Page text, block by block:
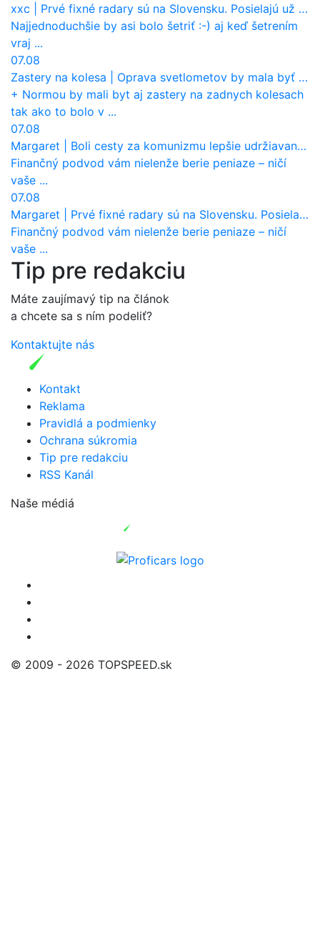
xxc
Prvé fixné radary sú na Slovensku. Posielajú už pokuty? Ukáže ich Waze?
Najjednoduchšie by asi bolo šetriť :-) aj keď šetrením
vraj ...
07.08
Zastery na kolesa
Oprava svetlometov by mala byť normou. Jeden nový dnes stojí priemerne 1251 eur!
+ Normou by mali byt aj zastery na zadnych kolesach
tak ako to bolo v ...
07.08
Margaret
Boli cesty za komunizmu lepšie udržiavané ako dnes?
Finančný podvod vám nielenže berie peniaze – ničí
vaše ...
07.08
Margaret
Prvé fixné radary sú na Slovensku. Posielajú už pokuty? Ukáže ich Waze?
Finančný podvod vám nielenže berie peniaze – ničí
vaše ...
Tip pre redakciu
Máte zaujímavý tip na článok
a chcete sa s ním podeliť?
Kontaktujte nás
Kontakt
Reklama
Pravidlá a podmienky
Ochrana súkromia
Tip pre redakciu
RSS Kanál
Naše médiá
© 2009 - 2026 TOPSPEED.sk